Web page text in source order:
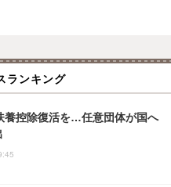
ランキング
養控除復活を…任意団体が国へ